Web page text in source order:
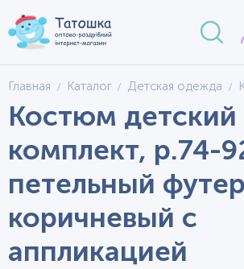
Главная Каталог Детская одежда
Костюм детский
комплект, р.74-
петельный
коричневый с
аппликацией